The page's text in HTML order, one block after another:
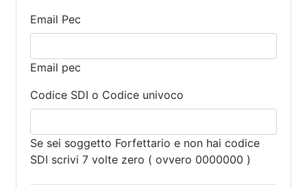
Email Pec
Email pec
Codice SDI o Codice univoco
Se sei soggetto Forfettario e non hai codice
SDI scrivi 7 volte zero ( ovvero 0000000 )